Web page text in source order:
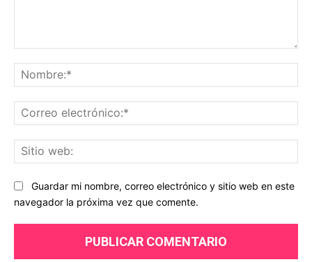
Guardar mi nombre, correo electrónico y sitio web en este
navegador la próxima vez que comente.